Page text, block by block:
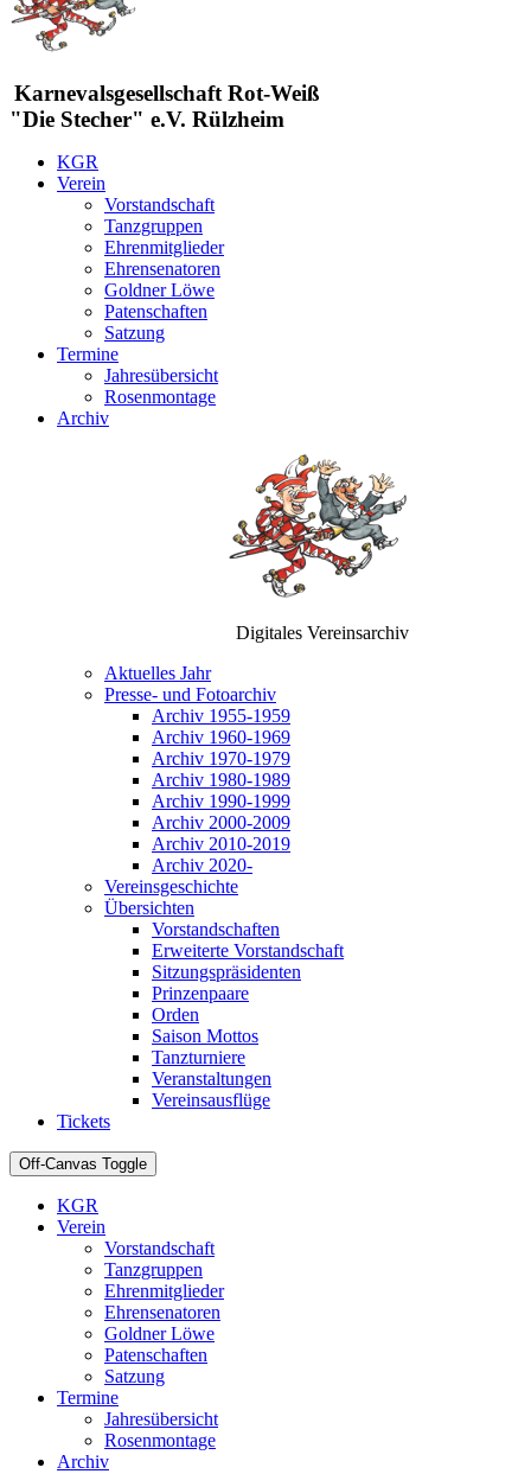
Karnevalsgesellschaft Rot-Weiß
"Die Stecher" e.V. Rülzheim
KGR
Verein
Vorstandschaft
Tanzgruppen
Ehrenmitglieder
Ehrensenatoren
Goldner Löwe
Patenschaften
Satzung
Termine
Jahresübersicht
Rosenmontage
Archiv
Digitales Vereinsarchiv
Aktuelles Jahr
Presse- und Fotoarchiv
Archiv 1955-1959
Archiv 1960-1969
Archiv 1970-1979
Archiv 1980-1989
Archiv 1990-1999
Archiv 2000-2009
Archiv 2010-2019
Archiv 2020-
Vereinsgeschichte
Übersichten
Vorstandschaften
Erweiterte Vorstandschaft
Sitzungspräsidenten
Prinzenpaare
Orden
Saison Mottos
Tanzturniere
Veranstaltungen
Vereinsausflüge
Tickets
Off-Canvas Toggle
KGR
Verein
Vorstandschaft
Tanzgruppen
Ehrenmitglieder
Ehrensenatoren
Goldner Löwe
Patenschaften
Satzung
Termine
Jahresübersicht
Rosenmontage
Archiv